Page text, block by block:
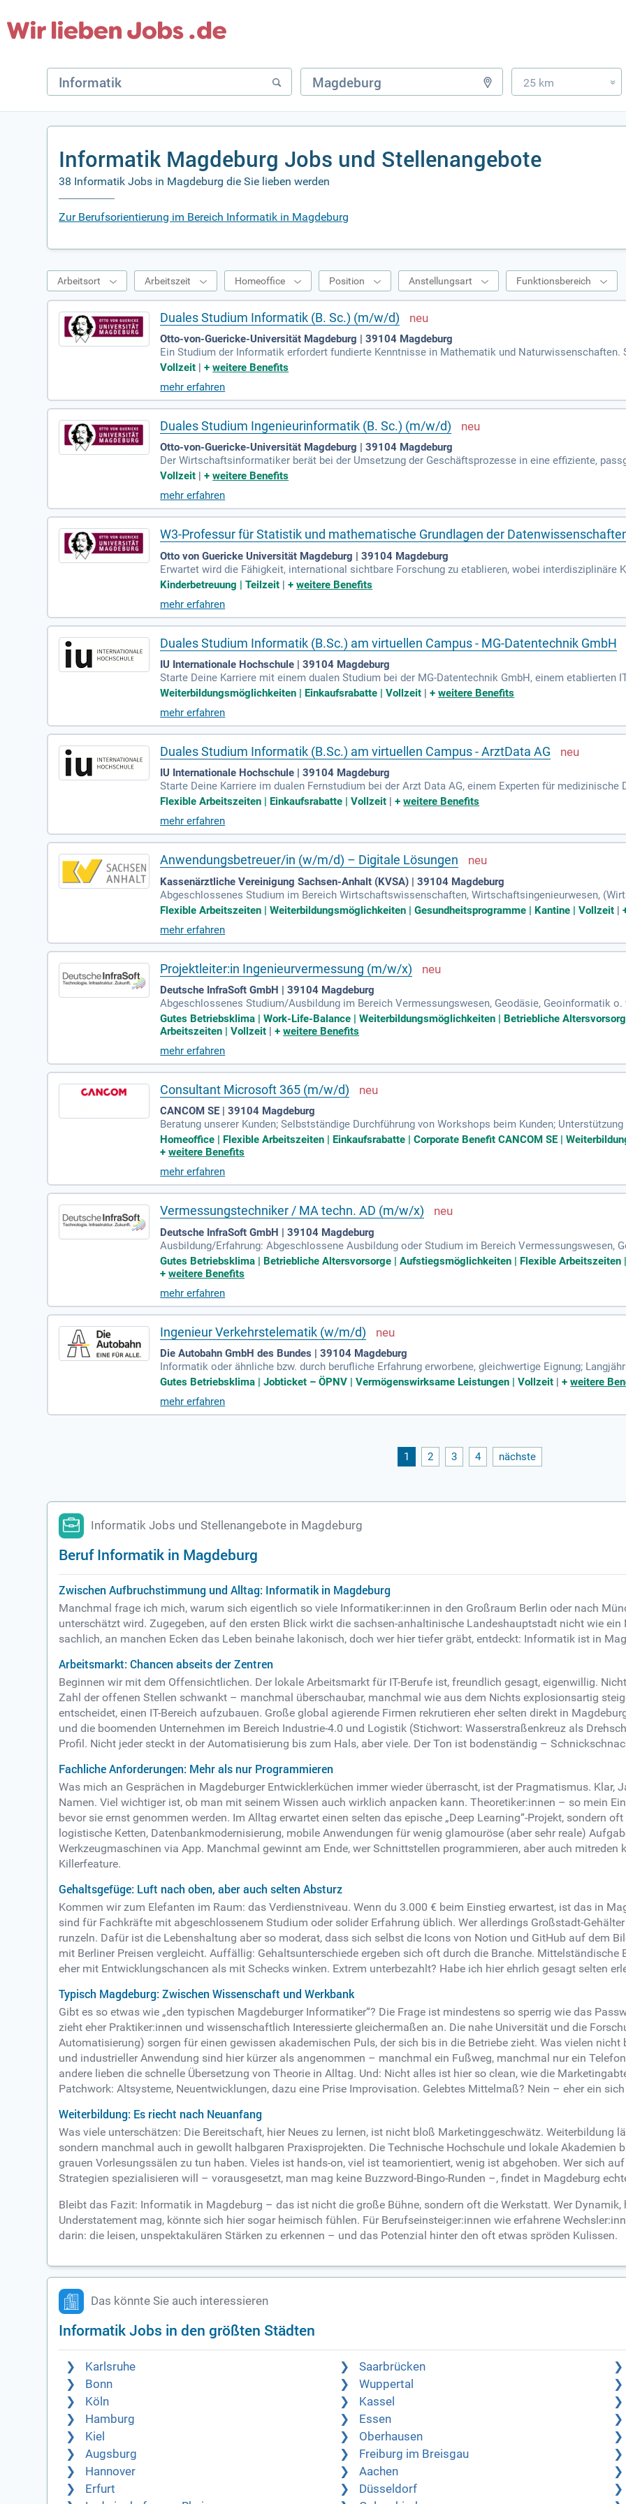
25 km »
Informatik Magdeburg Jobs und Stellenangebote
38 Informatik Jobs in Magdeburg die Sie lieben werden
Zur Berufsorientierung im Bereich Informatik in Magdeburg
Arbeitsort Arbeitszeit Homeoffice Position Anstellungsart Funktionsbereich
Duales Studium Informatik (B. Sc.) (m/w/d)
Otto-von-Guericke-Universität Magdeburg | 39104 Magdeburg
Ein Studium der Informatik erfordert fundierte Kenntnisse in Mathematik und Naturwissenschaften.
nuierlich weiterzubilden und den Entwicklungen in der Informatik zu folgen. Absolventinnen und
erherstellern, Telekommunikationsfirmen oder technischen Beratungsunternehmen. Dabei können
isieren. Die weltweite Vernetzung eröffnet zudem neue, spannende Möglichkeiten in zahlreichen
Vollzeit |+weitere Benefits
mehr erfahren
Duales Studium Ingenieurinformatik (B. Sc.) (m/w/d)
Otto-von-Guericke-Universität Magdeburg | 39104 Magdeburg
Der Wirtschaftsinformatiker berät bei der Umsetzung der Geschäftsprozesse in eine effiziente,
atiker plant und gestaltet die Software zur Steuerung und Überwachung technischer Prozesse.
Vollzeit |+weitere Benefits
mehr erfahren
W3-Professur für Statistik und mathematische Grundlagen der
Otto von Guericke Universität Magdeburg | 39104 Magdeburg
Erwartet wird die Fähigkeit, international sichtbare Forschung zu etablieren, wobei interdisziplinäre
enieur-, Natur-, Wirtschafts- oder Sozialwissenschaften oder der Informatik.
Kinderbetreuung | Teilzeit |+weitere Benefits
mehr erfahren
Duales Studium Informatik (B.Sc.) am virtuellen Campus - MG-Datentechnik GmbH
IU Internationale Hochschule | 39104 Magdeburg
Starte Deine Karriere mit einem dualen Studium bei der MG-Datentechnik GmbH, einem etablierten
erst Du praktische Erfahrungen im Unternehmen mit einer vollständig virtuellen Theorieausbildung.
strukturen, Netzwerke und Cloud-Lösungen für Unternehmen und öffentliche Einrichtungen. Im
Beziehungen, schnelle Entscheidungen und offene Kommunikation. Übernimm bei uns früh
jekten. Werde Teil unserer Erfolgsgeschichte und bewirb dich jetzt für den Einstieg am 1. Oktober
Weiterbildungsmöglichkeiten | Einkaufsrabatte | Vollzeit |+weitere Benefits
mehr erfahren
Duales Studium Informatik (B.Sc.) am virtuellen Campus - ArztData AG
IU Internationale Hochschule | 39104 Magdeburg
Starte Deine Karriere im dualen Fernstudium bei der Arzt Data AG, einem Experten für medizinische
rogramm sammelst Du wertvolle Praxiserfahrung im Unternehmen und erlernst die Theorie
nfreien Studiengebühren, die die Arzt Data AG für Dich übernimmt. Werde Teil eines dynamischen
Bewerbungen sind bis zum 1. Oktober 2026 möglich – sichere Dir Deinen Platz jetzt!
Flexible Arbeitszeiten | Einkaufsrabatte | Vollzeit |+weitere Benefits
mehr erfahren
Anwendungsbetreuer/in (w/m/d) – Digitale Lösungen
Kassenärztliche Vereinigung Sachsen-Anhalt (KVSA) | 39104 Magdeburg
Abgeschlossenes Studium im Bereich Wirtschaftswissenschaften, Wirtschaftsingenieurwesen,
erung oder eine vergleichbare Qualifikation; Erfahrung in der Betreuung und Einführung von
Flexible Arbeitszeiten | Weiterbildungsmöglichkeiten | Gesundheitsprogramme | Kantine | Vollzeit |
mehr erfahren
Projektleiter:in Ingenieurvermessung (m/w/x)
Deutsche InfraSoft GmbH | 39104 Magdeburg
Abgeschlossenes Studium/Ausbildung im Bereich Vermessungswesen, Geodäsie, Geoinformatik
gement von Vermessungs- oder Bauprojekten. Fachkenntnisse.
Gutes Betriebsklima | Work-Life-Balance | Weiterbildungsmöglichkeiten | Betriebliche
Arbeitszeiten | Vollzeit |+weitere Benefits
mehr erfahren
Consultant Microsoft 365 (m/w/d)
CANCOM SE | 39104 Magdeburg
Beratung unserer Kunden; Selbstständige Durchführung von Workshops beim Kunden;
Account Manager in der Angebotsphase; Erstellung von Konzepten und Dokumentationen; Du
Homeoffice | Flexible Arbeitszeiten | Einkaufsrabatte | Corporate Benefit CANCOM SE |
+weitere Benefits
mehr erfahren
Vermessungstechniker / MA techn. AD (m/w/x)
Deutsche InfraSoft GmbH | 39104 Magdeburg
Ausbildung/Erfahrung: Abgeschlossene Ausbildung oder Studium im Bereich Vermessungswesen,
stenfalls Erfahrung als Vermessungstechniker:in.
Gutes Betriebsklima | Betriebliche Altersvorsorge | Aufstiegsmöglichkeiten | Flexible
+weitere Benefits
mehr erfahren
Ingenieur Verkehrstelematik (w/m/d)
Die Autobahn GmbH des Bundes | 39104 Magdeburg
Informatik oder ähnliche bzw. durch berufliche Erfahrung erworbene, gleichwertige Eignung;
nik/ Kommunikationstechnik und Informationstechnik: Bei der Planung, Ausschreibung und Vergabe
Gutes Betriebsklima | Jobticket – ÖPNV | Vermögenswirksame Leistungen | Vollzeit |+weitere
mehr erfahren
1 2 3 4 nächste
Informatik Jobs und Stellenangebote in Magdeburg
Beruf Informatik in Magdeburg
Zwischen Aufbruchstimmung und Alltag: Informatik in Magdeburg
Manchmal frage ich mich, warum sich eigentlich so viele Informatiker:innen in den Großraum Berlin oder nach
unterschätzt wird. Zugegeben, auf den ersten Blick wirkt die sachsen-anhaltinische Landeshauptstadt nicht wie
sachlich, an manchen Ecken das Leben beinahe lakonisch, doch wer hier tiefer gräbt, entdeckt: Informatik ist in
Arbeitsmarkt: Chancen abseits der Zentren
Beginnen wir mit dem Offensichtlichen. Der lokale Arbeitsmarkt für IT-Berufe ist, freundlich gesagt, eigenwillig.
Zahl der offenen Stellen schwankt – manchmal überschaubar, manchmal wie aus dem Nichts explosionsartig
entscheidet, einen IT-Bereich aufzubauen. Große global agierende Firmen rekrutieren eher selten direkt in
und die boomenden Unternehmen im Bereich Industrie-4.0 und Logistik (Stichwort: Wasserstraßenkreuz als
Profil. Nicht jeder steckt in der Automatisierung bis zum Hals, aber viele. Der Ton ist bodenständig –
Fachliche Anforderungen: Mehr als nur Programmieren
Was mich an Gesprächen in Magdeburger Entwicklerküchen immer wieder überrascht, ist der Pragmatismus. Klar,
Namen. Viel wichtiger ist, ob man mit seinem Wissen auch wirklich anpacken kann. Theoretiker:innen – so mein
bevor sie ernst genommen werden. Im Alltag erwartet einen selten das epische „Deep Learning“-Projekt, sondern
logistische Ketten, Datenbankmodernisierung, mobile Anwendungen für wenig glamouröse (aber sehr reale)
Werkzeugmaschinen via App. Manchmal gewinnt am Ende, wer Schnittstellen programmieren, aber auch
Killerfeature.
Gehaltsgefüge: Luft nach oben, aber auch selten Absturz
Kommen wir zum Elefanten im Raum: das Verdienstniveau. Wenn du 3.000 € beim Einstieg erwartest, ist das in
sind für Fachkräfte mit abgeschlossenem Studium oder solider Erfahrung üblich. Wer allerdings Großstadt-
runzeln. Dafür ist die Lebenshaltung aber so moderat, dass sich selbst die Icons von Notion und GitHub auf dem
mit Berliner Preisen vergleicht. Auffällig: Gehaltsunterschiede ergeben sich oft durch die Branche. Mittelständische
eher mit Entwicklungschancen als mit Schecks winken. Extrem unterbezahlt? Habe ich hier ehrlich gesagt selten
Typisch Magdeburg: Zwischen Wissenschaft und Werkbank
Gibt es so etwas wie „den typischen Magdeburger Informatiker“? Die Frage ist mindestens so sperrig wie das
zieht eher Praktiker:innen und wissenschaftlich Interessierte gleichermaßen an. Die nahe Universität und die
Automatisierung) sorgen für einen gewissen akademischen Puls, der sich bis in die Betriebe zieht. Was vielen
und industrieller Anwendung sind hier kürzer als angenommen – manchmal ein Fußweg, manchmal nur ein
andere lieben die schnelle Übersetzung von Theorie in Alltag. Und: Nicht alles ist hier so clean, wie die
Patchwork: Altsysteme, Neuentwicklungen, dazu eine Prise Improvisation. Gelebtes Mittelmaß? Nein – eher ein
Weiterbildung: Es riecht nach Neuanfang
Was viele unterschätzen: Die Bereitschaft, hier Neues zu lernen, ist nicht bloß Marketinggeschwätz. Weiterbildung
sondern manchmal auch in gewollt halbgaren Praxisprojekten. Die Technische Hochschule und lokale Akademien
grauen Vorlesungssälen zu tun haben. Vieles ist hands-on, viel ist teamorientiert, wenig ist abgehoben. Wer sich
Strategien spezialisieren will – vorausgesetzt, man mag keine Buzzword-Bingo-Runden –, findet in Magdeburg
Bleibt das Fazit: Informatik in Magdeburg – das ist nicht die große Bühne, sondern oft die Werkstatt. Wer
Understatement mag, könnte sich hier sogar heimisch fühlen. Für Berufseinsteiger:innen wie erfahrene
darin: die leisen, unspektakulären Stärken zu erkennen – und das Potenzial hinter den oft etwas spröden Kulissen.
Das könnte Sie auch interessieren
Informatik Jobs in den größten Städten
Karlsruhe Saarbrücken
Bonn
Wuppertal
Köln
Kassel
Hamburg
Essen
Kiel
Oberhausen
Augsburg
Freiburg im Breisgau
Hannover
Aachen
Erfurt
Düsseldorf